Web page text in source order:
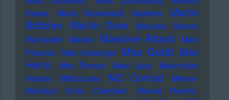
Kavka
Marlo Grosshardt Marteria
Martin
Böttcher Martin Gore Marusha
Marvin
Rainwater Massiv Massive Attack Mavi
Phoenix Max Giesinger Max Goldt Max
Herre
Max Romeo Maxi Jazz
Maximilian
Hecker
MBSounds MC Conrad
Meese
Melody's Echo Chamber
Mense Reents